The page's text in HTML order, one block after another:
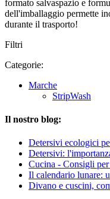
formato salvaspazio e
dell'imballaggio permette
durante il trasporto!
Filtri
Categorie:
Marche
StripWash
Il nostro blog:
Detersivi ecologici
Detersivi:
Cucina - Consigli
Il calendario lunare:
Divano e cuscini,